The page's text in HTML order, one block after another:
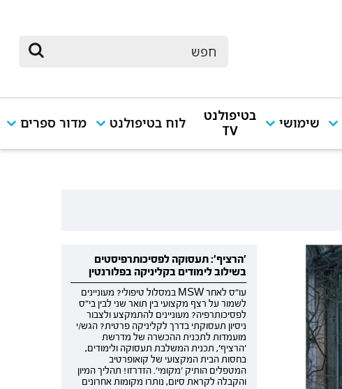
שימושי
בטיפולנט
TV
לוח בטיפולנט מדור ספרים
'הרציף': תעסוקה לפסיכותרפיסטים
בשילוב לימודים בקליניקה בפלורנטין
עו"ס לאחר MSW במסלול טיפולי? מעוניינים
לשמור על רצף מקצועי בין תואר שני לבין בי"ס
לפסיכותרפיה? מעוניינים להתמקצע ולצבור
ניסיון תעסוקתי בדרך לקליניקה פרטית? הגש/י
מועמדות לתכנית ההכשרה של מדרשת
'הרציף', תכנית המשלבת תעסוקה ולימודים,
בחסות הבית המקצועי של קואופרטיב
המטפלים הותיק 'מקומי'. הזדרזו! תהליך המיון
והקבלה לקראת סיום, נותרו מקומות אחרונים